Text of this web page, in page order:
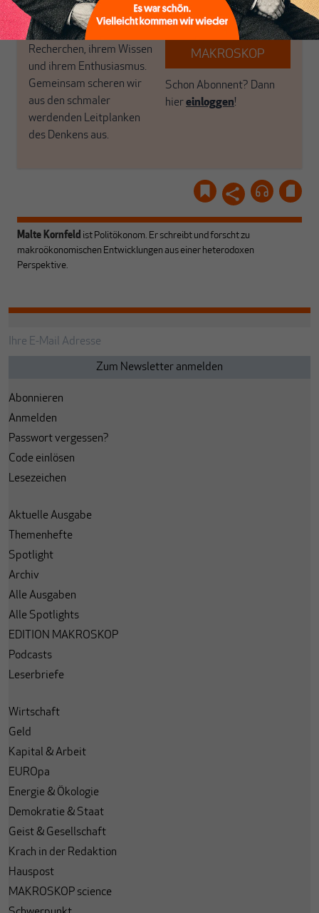
Dabei leben wir von
unseren Autoren, ihren
Recherchen, ihrem Wissen
und ihrem Enthusiasmus.
Gemeinsam scheren wir
aus den schmaler
werdenden Leitplanken
des Denkens aus.
ABONNIEREN SIE
MAKROSKOP
Schon Abonnent? Dann
hiereinloggen!
Malte Kornfeld ist Politökonom. Er schreibt und forscht zu
makroökonomischen Entwicklungen aus einer heterodoxen
Perspektive.
Abonnieren
Anmelden
Passwort vergessen?
Code einlösen
Lesezeichen
Aktuelle Ausgabe
Themenhefte
Spotlight
Archiv
Alle Ausgaben
Alle Spotlights
EDITION MAKROSKOP
Podcasts
Leserbriefe
Wirtschaft
Geld
Kapital & Arbeit
EUROpa
Energie & Ökologie
Demokratie & Staat
Geist & Gesellschaft
Krach in der Redaktion
Hauspost
MAKROSKOP science